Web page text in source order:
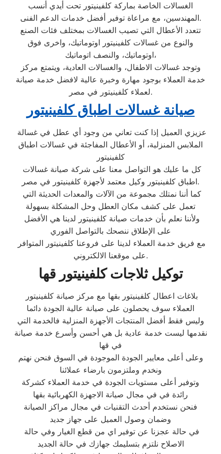
الغسالات الخاصة بماركة كلفينيتور تحت أيدي أنسب
المهندسين، مع مراعاة توفير أفضل خدمات الدعم الفنى.
تتعدد الأعطال التي تصيب الغسالات بمختلف فئات الصنع
والنوع من غسالات كلفينيتور اوتوماتيك، واخرى فوق
اوتوماتيك، والنصف اتوماتيك،
وتوجد غسالات الاطفال، والغسالات العادية، ويتمتع مركز
خدمة العملاء بوجود مهارة وخبرة عالية لافضل خدمة صيانة
لعملاء كلفينيتور في مصر.
صيانة غسالات اطباق كلفينيتور
الملابس المنزلية، أو الأعطال المفاجئة في غسالات اطباق
كلفينيتور
اطباق كلفينيتور وكيل معتمد لأجهزة كلفينيتور في مصر.
تعمل على كشف مكان العطل وحل المشكلة بسهولة
على الإطلاق ننصحك بالتواصل الفوري
على موقعنا الالكتروني.
توكيل ثلاجات كلفينيتور قها
العملاء سوف يحصلون على صيانة عالية الجودة دائما
وليس فقط أفضل المنتجات الأجهزة المنزلية فالخدمة التي
نقدمها ليست خدمة عادية بل هي أحسن وأسرع خدمة صيانة
في قها
وعلى أعلى معايير الجودة الموجودة في السوق فنحن نهتم
ونخدم وملتزمون بارضاء عملائنا
وتوفير أعلى مستويات الجودة في خدمة العملاء كشركة
رائدة في في مجال صيانة الاجهزة الكهربائية بقها
فنحن نستخدم أحدث التقنيات في مجال مراكز الصيانة
وضمان وصول العميل على جهاز جديد
الاصلاح نلتزم بتسليمك جهازك في حالة الجديد